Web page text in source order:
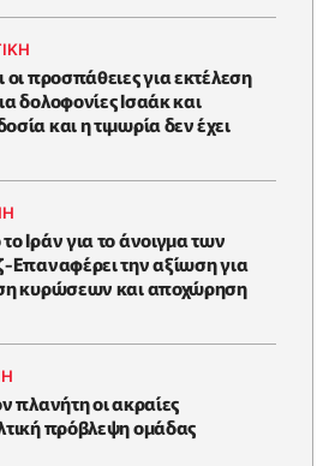
οι προσπάθειες για εκτέλεση
δολοφονίες Ισαάκ και
και η τιμωρία δεν έχει
Ιράν για το άνοιγμα των
Επαναφέρει την αξίωση για
κυρώσεων και αποχώρηση
πλανήτη οι ακραίες
πρόβλεψη ομάδας